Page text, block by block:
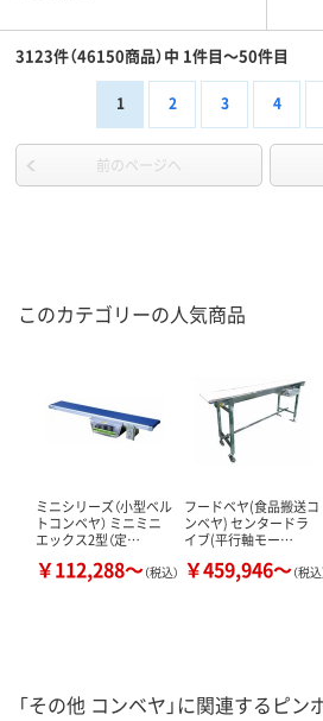
3123件（46150商品）中 1件目～50件目
1 2 3 4
前のページへ
このカテゴリーの人気商品
ミニシリーズ（小型ベル
トコンベヤ） ミニミニ
エックス2型（定…
￥112,288～（税込）
フードベヤ(食品搬送コ
ンベヤ) センタードラ
イブ(平行軸モー…
￥459,946～（税込
「その他 コンベヤ」に関連するピ